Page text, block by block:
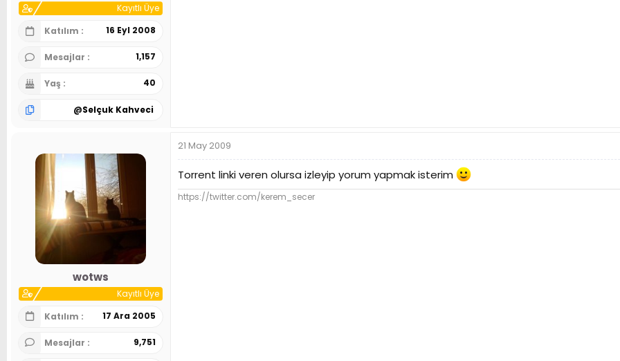
Kayıtlı Üye
Katılım
16 Eyl 2008
Mesajlar 1,157
Yaş 40
@Selçuk Kahveci
wotws
Kayıtlı Üye
Katılım
17 Ara 2005
Mesajlar 9,751
21 May 2009
Torrent linki veren olursa izleyip yorum yapmak isterim
https://twitter.com/kerem_secer